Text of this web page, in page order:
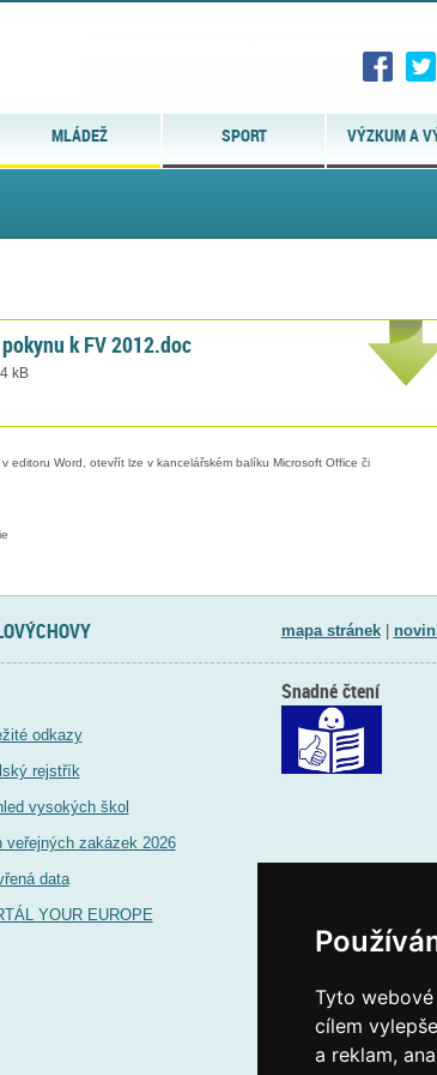
Tyto
cílem
a reklam,
MLÁDEŽ SPORT VÝZKUM A
k FV 2012.doc
kB
editoru Word, otevřít lze v kancelářském balíku Microsoft Office či
mapa stránek|
odkazy
rejstřík
vysokých škol
veřejných zakázek 2026
data
YOUR EUROPE
Snadné čtení